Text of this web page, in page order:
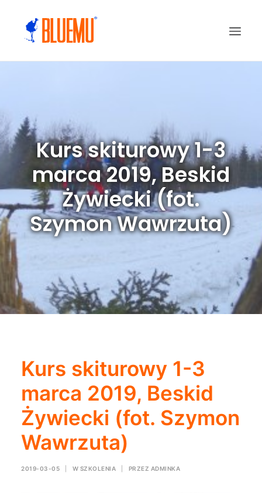
Kurs skiturowy 1-3
marca 2019, Beskid
Żywiecki (fot.
Szymon Wawrzuta)
Kurs skiturowy 1-3
marca 2019, Beskid
Żywiecki (fot. Szymon
Wawrzuta)
2019-03-05 W SZKOLENIA PRZEZ ADMINKA